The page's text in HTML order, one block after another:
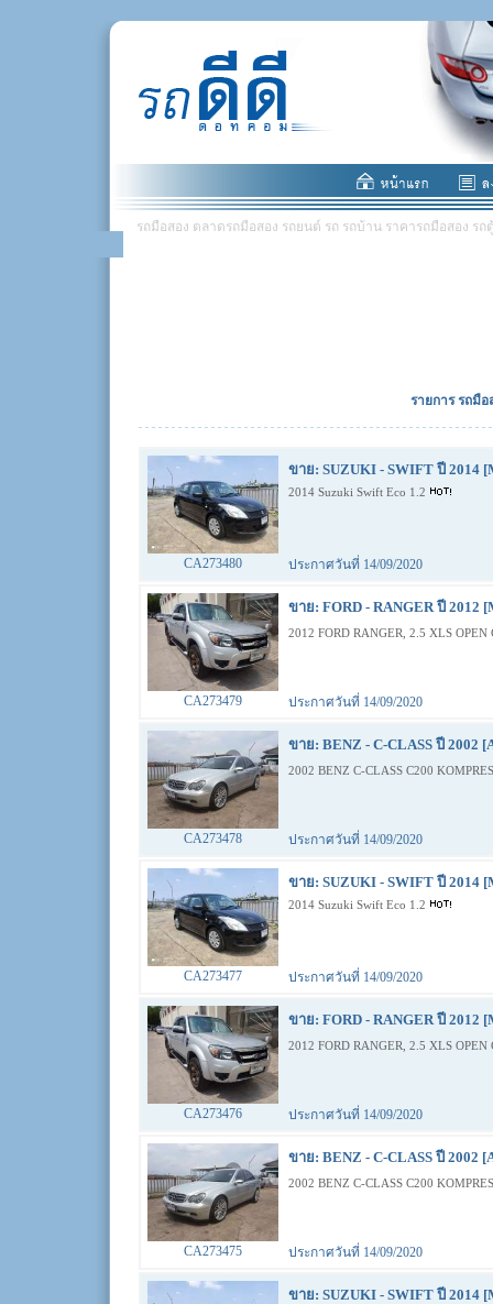
รถมือสอง ตลาดรถมือสอง รถยนต์ รถ รถบ้าน ราคารถมือสอง รถ
รายการ รถมื
ขาย: SUZUKI - SWIFT ปี 2014
2014 Suzuki Swift Eco 1.2
CA273480 ประกาศวันที่ 14/09/2020
ขาย: FORD - RANGER ปี 2012
2012 FORD RANGER, 2.5 XLS
CA273479 ประกาศวันที่ 14/09/2020
ขาย: BENZ - C-CLASS ปี 2002
2002 BENZ C-CLASS C200
CA273478 ประกาศวันที่ 14/09/2020
ขาย: SUZUKI - SWIFT ปี 2014
2014 Suzuki Swift Eco 1.2
CA273477 ประกาศวันที่ 14/09/2020
ขาย: FORD - RANGER ปี 2012
2012 FORD RANGER, 2.5 XLS
CA273476 ประกาศวันที่ 14/09/2020
ขาย: BENZ - C-CLASS ปี 2002
2002 BENZ C-CLASS C200
CA273475 ประกาศวันที่ 14/09/2020
ขาย: SUZUKI - SWIFT ปี 2014